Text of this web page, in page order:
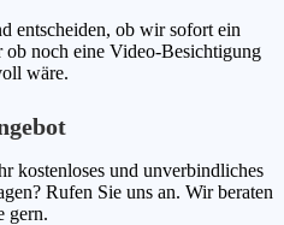
entscheiden, ob wir sofort ein
ob noch eine Video-Besichtigung
wäre.
kostenloses und unverbindliches
Rufen Sie uns an. Wir beraten
gern.